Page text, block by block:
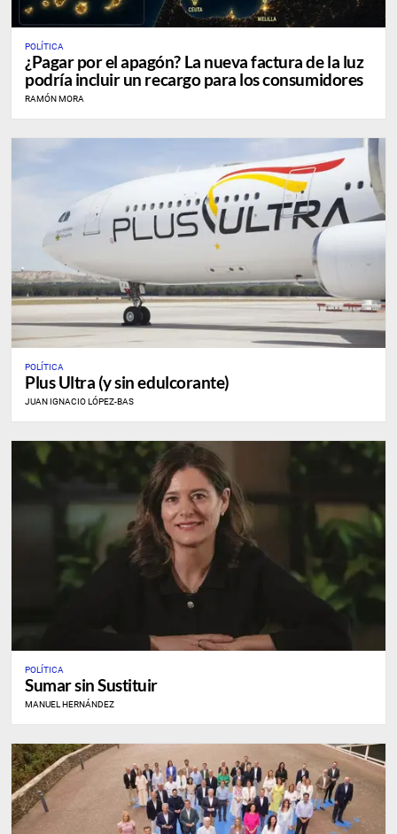
POLÍTICA
¿Pagar por el apagón? La nueva factura de la luz
podría incluir un recargo para los consumidores
RAMÓN MORA
POLÍTICA
Plus Ultra (y sin edulcorante)
JUAN IGNACIO LÓPEZ-BAS
POLÍTICA
Sumar sin Sustituir
MANUEL HERNÁNDEZ